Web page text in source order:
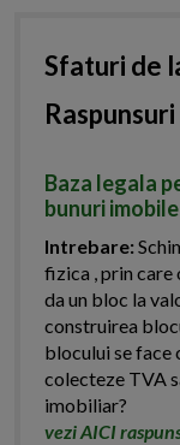
Sfaturi de
Raspunsuri
Baza legala
bunuri imobile
Intrebare:
fizica , prin care
da un bloc la
construirea
blocului se face
colecteze TVA
imobiliar?
vezi AICI